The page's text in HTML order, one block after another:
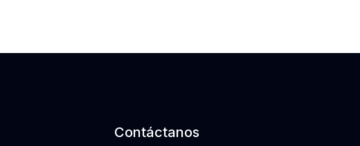
Contáctanos